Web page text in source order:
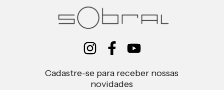
Cadastre-se para receber nossas
novidades